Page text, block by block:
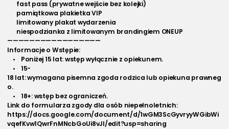
fast pass (prywatne wejście bez kolejki)
pamiątkowa plakietka VIP
limitowany plakat wydarzenia
niespodzianka z limitowanym brandingiem ONEUP
—————————————————
Informacje o Wstępie:
•    Poniżej 15 lat: wstęp wyłącznie z opiekunem.
•    15-
18 lat: wymagana pisemna zgoda rodzica lub opiekuna prawneg
o.
•    18+: wstęp bez ograniczeń.
Link do formularza zgody dla osób niepełnoletnich:
https://docs.google.com/document/d/1wGM3ScGyvryyWGibWi
vqefKvw1QwrFnMNcbGoUi8vJI/edit?usp=sharing